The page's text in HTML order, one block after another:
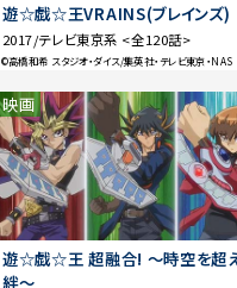
遊☆戯☆王VRAINS(ブレインズ)
2017/テレビ東京系 <全120話>
©高橋和希 スタジオ・ダイス/集英社・テレビ東京・NAS
映画
遊☆戯☆王 超融合! 〜時空を超
絆〜